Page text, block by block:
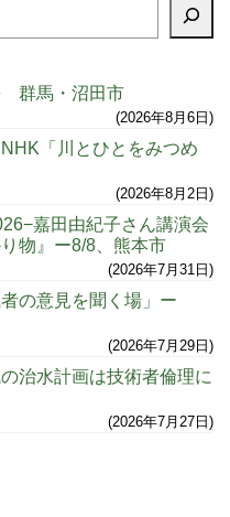
群馬・沼田市
2026年8月6日
「川とひとをみつめ
2026年8月2日
嘉田由紀子さん講演会
物』ー8/8、熊本市
2026年7月31日
の意見を聞く場」ー
2026年7月29日
治水計画は技術者倫理に
2026年7月27日